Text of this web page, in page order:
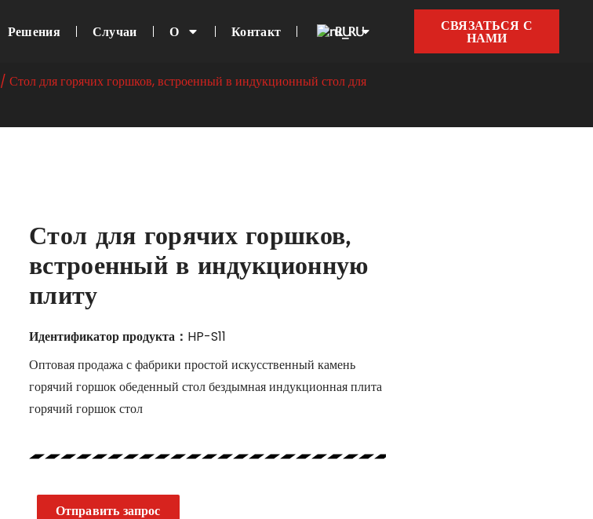
Решения Случаи О Контакт RU
СВЯЗАТЬСЯ С
НАМИ
/ Стол для горячих горшков, встроенный в индукционный стол для
Стол для горячих горшков,
встроенный в индукционную
плиту
Идентификатор продукта： HP-S11
Оптовая продажа с фабрики простой искусственный камень
горячий горшок обеденный стол бездымная индукционная плита
горячий горшок стол
Отправить запрос